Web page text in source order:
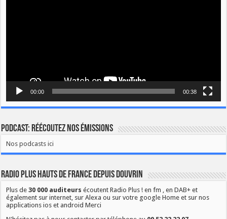
00:00 00:38
Podcast: Réécoutez nos émissions
Nos podcasts ici
Radio Plus Hauts de France depuis Douvrin
Plus de30 000 auditeurs écoutent Radio Plus ! en fm , en DAB+ et
également sur internet, sur Alexa ou sur votre google Home et sur nos
applications ios et android Merci